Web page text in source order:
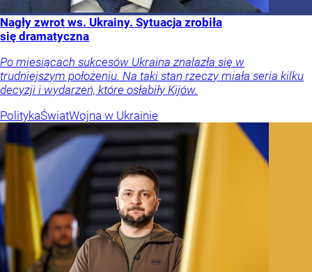
Nagły zwrot ws. Ukrainy. Sytuacja zrobiła
się dramatyczna
Po miesiącach sukcesów Ukraina znalazła się w
trudniejszym położeniu. Na taki stan rzeczy miała seria kilku
decyzji i wydarzeń, które osłabiły Kijów.
PolitykaŚwiatWojna w Ukrainie